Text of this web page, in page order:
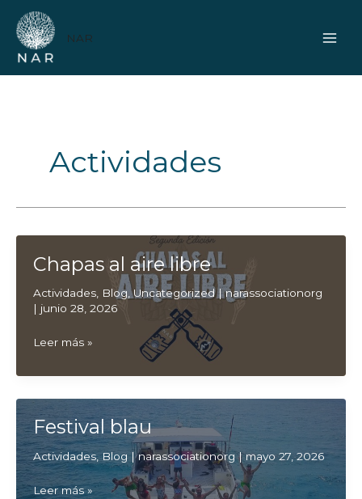
contenido
NAR
Actividades
Chapas al aire libre
Actividades, Blog,Uncategorized|narassociationorg
| junio 28, 2026
Chapas
aire
Leer más »
Festival blau
Actividades,Blog |narassociationorg|mayo 27, 2026
Festival
Leer más »